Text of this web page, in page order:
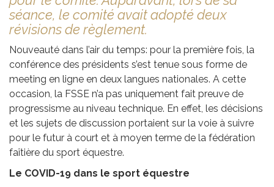
séance, le comité avait adopté deux
révisions de règlement.
Nouveauté dans l’air du temps: pour la première fois, la
conférence des présidents s’est tenue sous forme de
meeting en ligne en deux langues nationales. A cette
occasion, la FSSE n’a pas uniquement fait preuve de
progressisme au niveau technique. En effet, les décisions
et les sujets de discussion portaient sur la voie à suivre
pour le futur à court et à moyen terme de la fédération
faîtière du sport équestre.
Le COVID-19 dans le sport équestre